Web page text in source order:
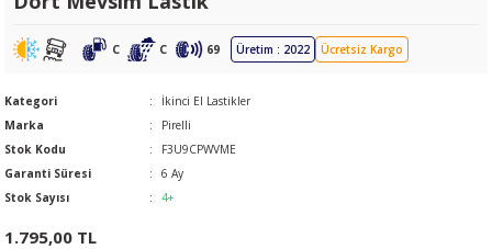
C C 69 Üretim : 2022 Ücretsiz Kargo
Kategori
İkinci El Lastikler
Marka
Pirelli
Stok Kodu
F3U9CPWVME
Garanti Süresi
6 Ay
Stok Sayısı
4+
1.795,00 TL